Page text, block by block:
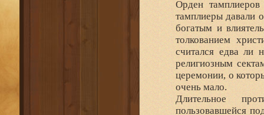
Орден
тамплиеры давали
богатым и
толкованием
считался едва ли
религиозным
церемонии, о
очень мало.
Длительное
пользовавшейся